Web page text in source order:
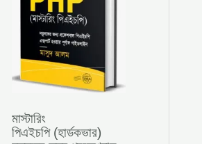
মাস্টারিং
পিএইচপি (হার্ডকভার)
পূর্ণাঙ্গ
গাইডলাইন
–
মাসুদ
আলম
(MASTERING
PHP
BY
MASUD